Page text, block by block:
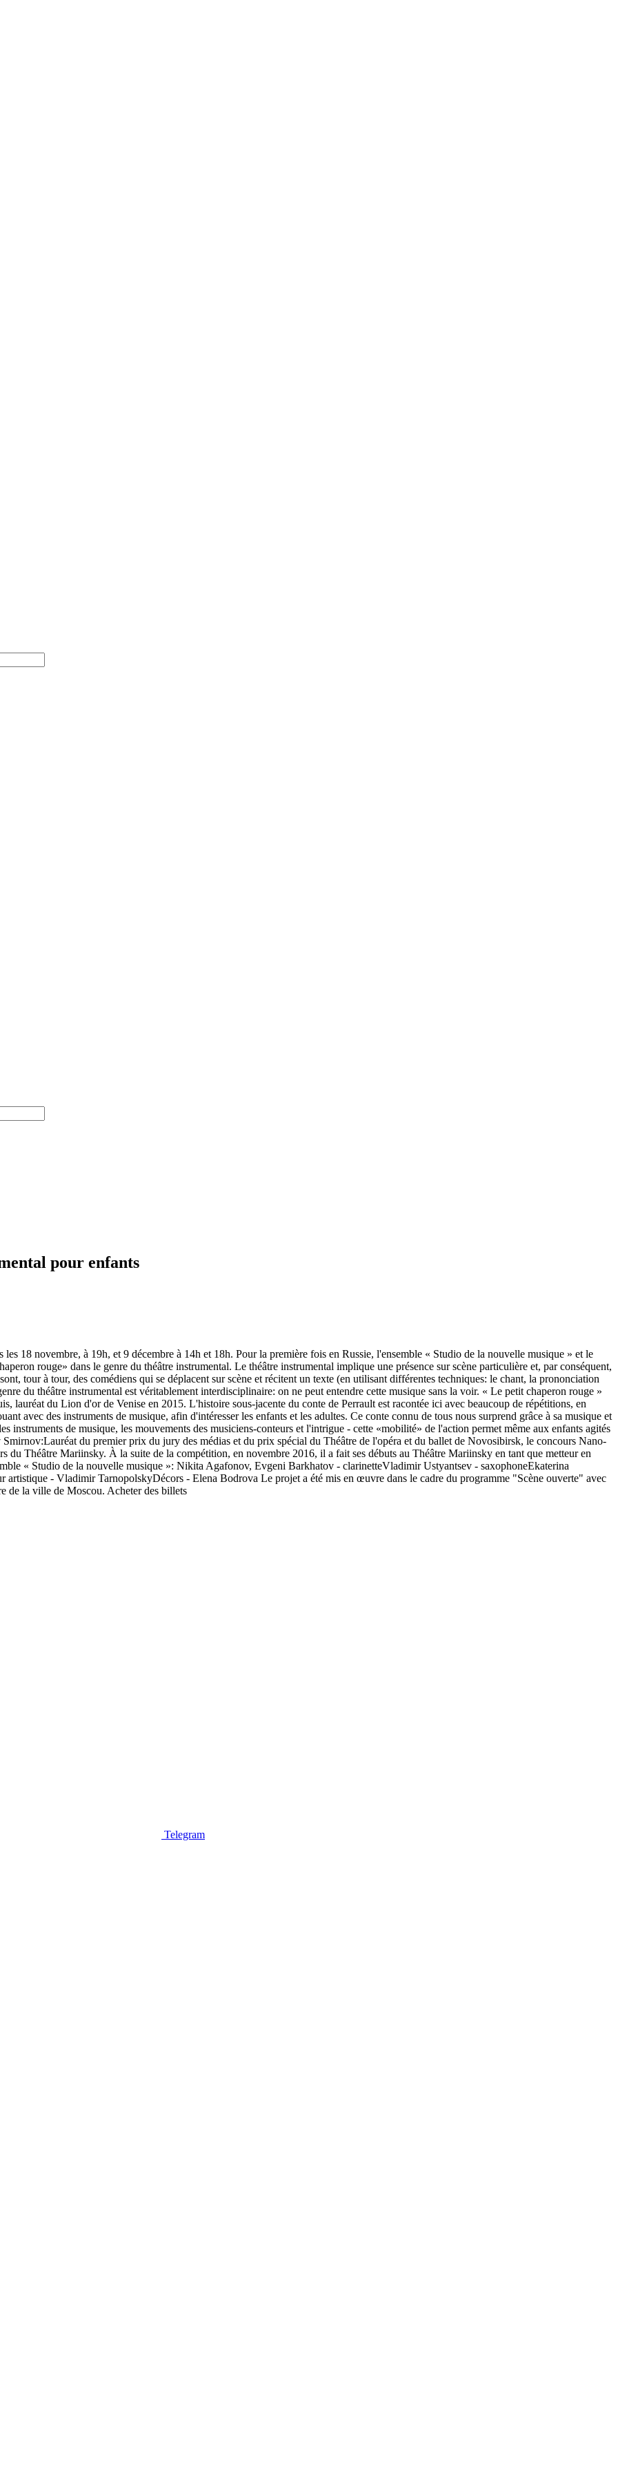
pour enfants
18 novembre, à 19h, et 9 décembre à 14h et 18h. Pour la première fois en Russie, l'ensemble « Studio de la nouvelle musique » et le
rouge» dans le genre du théâtre instrumental. Le théâtre instrumental implique une présence sur scène particulière et, par conséquent,
tour à tour, des comédiens qui se déplacent sur scène et récitent un texte (en utilisant différentes techniques: le chant, la prononciation
du théâtre instrumental est véritablement interdisciplinaire: on ne peut entendre cette musique sans la voir. « Le petit chaperon rouge »
lauréat du Lion d'or de Venise en 2015. L'histoire sous-jacente du conte de Perrault est racontée ici avec beaucoup de répétitions, en
avec des instruments de musique, afin d'intéresser les enfants et les adultes. Ce conte connu de tous nous surprend grâce à sa musique et
instruments de musique, les mouvements des musiciens-conteurs et l'intrigue - cette «mobilité» de l'action permet même aux enfants agités
du premier prix du jury des médias et du prix spécial du Théâtre de l'opéra et du ballet de Novosibirsk, le concours Nano-
du Théâtre Mariinsky. À la suite de la compétition, en novembre 2016, il a fait ses débuts au Théâtre Mariinsky en tant que metteur en
« Studio de la nouvelle musique »: Nikita Agafonov, Evgeni Barkhatov - clarinetteVladimir Ustyantsev - saxophoneEkaterina
- Vladimir TarnopolskyDécors - Elena Bodrova Le projet a été mis en œuvre dans le cadre du programme "Scène ouverte" avec
de la ville de Moscou. Acheter des billets
Telegram